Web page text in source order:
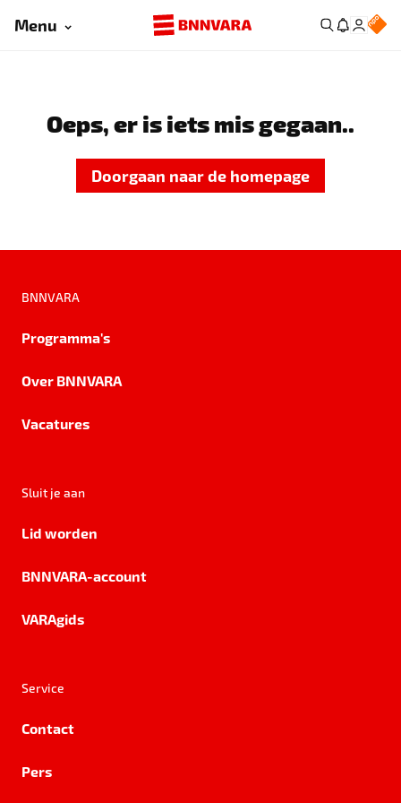
Menu
Oeps, er is iets mis gegaan..
Doorgaan naar de homepage
BNNVARA
Programma's
Over BNNVARA
Vacatures
Sluit je aan
Lid worden
BNNVARA-account
VARAgids
Service
Contact
Pers